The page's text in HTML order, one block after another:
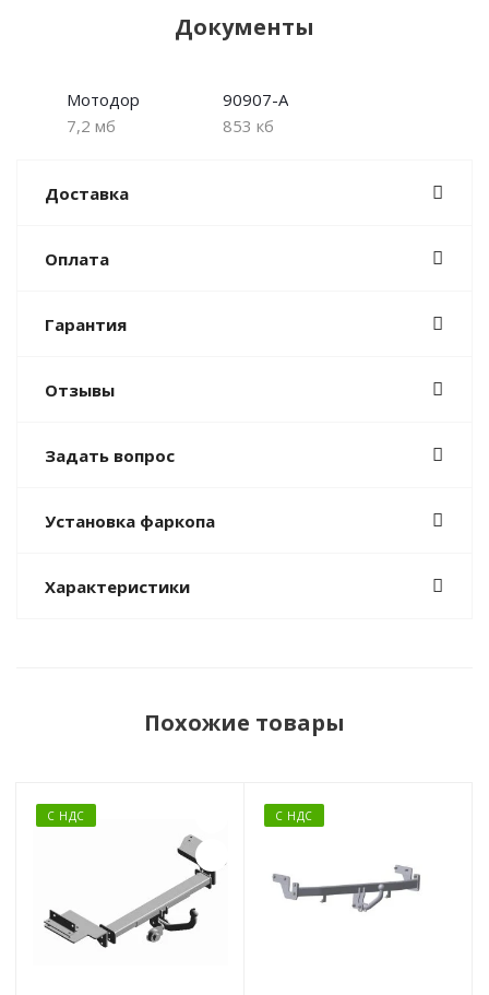
Документы
Мотодор
7,2 мб
90907-A
853 кб
Доставка
Оплата
Гарантия
Отзывы
Задать вопрос
Установка фаркопа
Характеристики
Похожие товары
С НДС С НДС